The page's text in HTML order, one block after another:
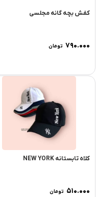
کفش بچه گانه مجلسی
۷۹۰.۰۰۰ تومان
کلاه تابستانه NEW YORK
۵۱۰.۰۰۰ تومان